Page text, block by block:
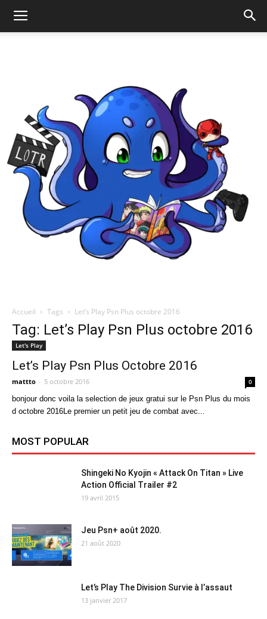
Quatregeek
Accueil Tags Let’s Play Psn Plus octobre 2016
Tag: Let’s Play Psn Plus octobre 2016
Let's Play
Let’s Play Psn Plus Octobre 2016
mattto - 5 octobre 2016 0
bonjour donc voila la selection de jeux gratui sur le Psn Plus du mois
d octobre 2016Le premier un petit jeu de combat avec...
MOST POPULAR
Shingeki No Kyojin « Attack On Titan » Live
Action Official Trailer #2
19 avril 2015
Jeu Psn+ août 2020.
21 août 2020
Let’s Play The Division Survie à l’assaut
13 janvier 2017